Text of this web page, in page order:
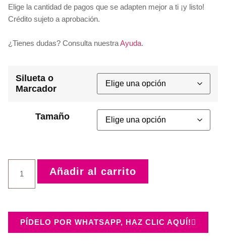
Elige la cantidad de pagos que se adapten mejor a ti ¡y listo!
Crédito sujeto a aprobación.
¿Tienes dudas? Consulta nuestraAyuda.
Silueta o
Marcador
Tamaño
Añadir al carrito
PÍDELO POR WHATSAPP, HAZ CLIC AQUÍ!